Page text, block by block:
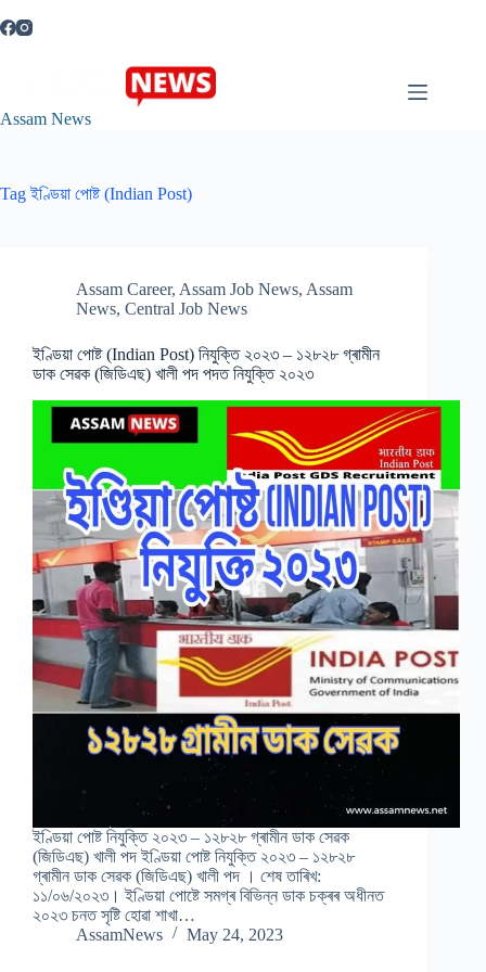
to
Assam News
Tagইণ্ডিয়া পোষ্ট (Indian Post)
Assam Career, Assam Job News, Assam
News, Central Job News
ইণ্ডিয়া পোষ্ট (Indian Post) নিযুক্তি ২০২৩ – ১২৮২৮ গ্ৰামীন
ডাক সেৱক (জিডিএছ) খালী পদ পদত নিযুক্তি ২০২৩
ইণ্ডিয়া পোষ্ট নিযুক্তি ২০২৩ – ১২৮২৮ গ্ৰামীন ডাক সেৱক
(জিডিএছ) খালী পদ ইণ্ডিয়া পোষ্ট নিযুক্তি ২০২৩ – ১২৮২৮
গ্ৰামীন ডাক সেৱক (জিডিএছ) খালী পদ । শেষ তাৰিখ:
১১/০৬/২০২৩। ইণ্ডিয়া পোষ্টে সমগ্ৰ বিভিন্ন ডাক চক্ৰৰ অধীনত
২০২৩ চনত সৃষ্টি হোৱা শাখা…
AssamNews
May 24, 2023